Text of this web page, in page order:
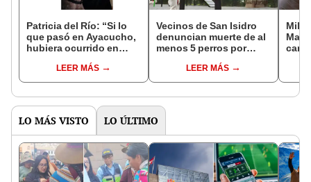
Patricia del Río: “Si lo
que pasó en Ayacucho,
hubiera ocurrido en
estaríamos ahora
llorando a nuestros
marchas”
LEER MÁS
Vecinos de San Isidro
denuncian muerte de al
menos 5 perros por
parques y vías
principales
LEER MÁS
LO MÁS VISTO LO ÚLTIMO